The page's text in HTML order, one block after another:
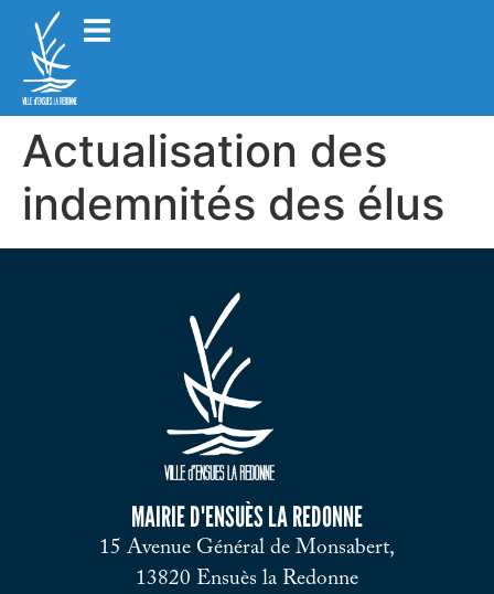
Actualisation des
indemnités des élus
MAIRIE D'ENSUÈS LA REDONNE
15 Avenue Général de Monsabert,
13820 Ensuès la Redonne